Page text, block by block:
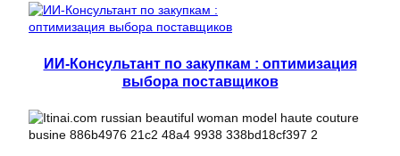
ИИ-Консультант по закупкам : оптимизация
выбора поставщиков